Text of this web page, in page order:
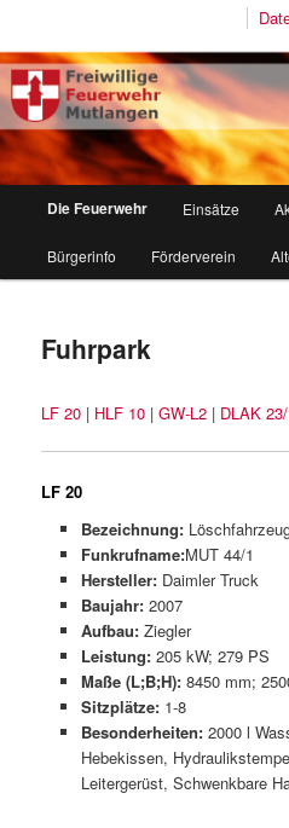
Freiwillige
Zum
Inhalt
Zum
sekundären
wechseln
Die Feuerwehr Einsätze
Bürgerinfo Förderverein
Fuhrpark
LF 20 | HLF 10 |GW-L2 | DLAK
LF 20
Bezeichnung:
Funkrufname:MUT 44/1
Hersteller:Daimler Truck
Baujahr:2007
Aufbau:Ziegler
Leistung:205 kW; 279 PS
Maße (L;B;H):8450 mm;
Sitzplätze:1-8
Besonderheiten:2000 l
Hebekissen,
Leitergerüst, Schwenkbare